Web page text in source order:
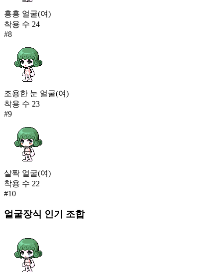
흥흥 얼굴(여)
착용 수 24
#8
조용한 눈 얼굴(여)
착용 수 23
#9
살짝 얼굴(여)
착용 수 22
#10
얼굴장식 인기 조합